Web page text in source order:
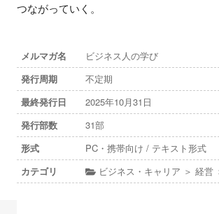
つながっていく。
メルマガ名
ビジネス人の学び
発行周期
不定期
最終発行日
2025年10月31日
発行部数
31部
形式
PC・携帯向け / テキスト形式
カテゴリ
ビジネス・キャリア ＞ 経営